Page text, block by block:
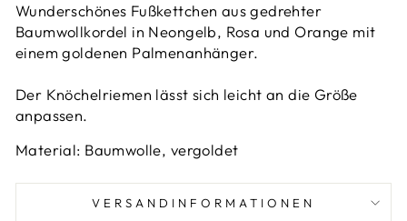
Wunderschönes Fußkettchen aus gedrehter
Baumwollkordel in Neongelb, Rosa und Orange mit
einem goldenen Palmenanhänger.
Der Knöchelriemen lässt sich leicht an die Größe
anpassen.
Material: Baumwolle, vergoldet
VERSANDINFORMATIONEN